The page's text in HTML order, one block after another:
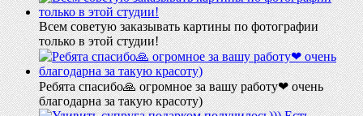
Всем советую заказывать картины по фотографии
только в этой студии!
Ребята спасибо🙏 огромное за вашу работу❤ очень
благодарна за такую красоту)